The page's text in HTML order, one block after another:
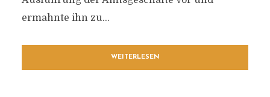
ermahnte ihn zu...
WEITERLESEN